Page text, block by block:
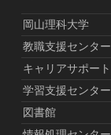
岡山理科大学
教職支援センター
キャリアサポート
学習支援センター
図書館